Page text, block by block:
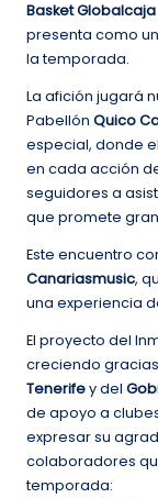
Basket
presenta como
la temporada.
La afición jugará
Pabellón Quico
especial, donde
en cada acción
seguidores a
que promete
Este encuentro
Canariasmusic,
una experiencia
El proyecto del
creciendo
Tenerifey del
de apoyo a
expresar su
colaboradores
temporada: